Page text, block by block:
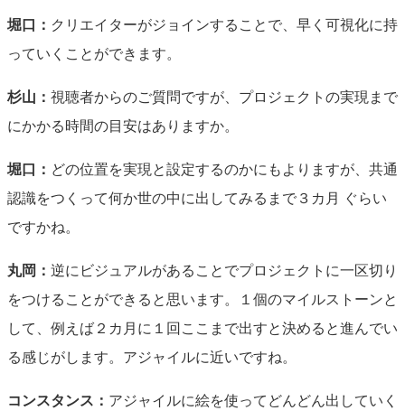
堀口： クリエイターがジョインすることで、早く可視化に持
っていくことができます。
杉山： 視聴者からのご質問ですが、プロジェクトの実現まで
にかかる時間の目安はありますか。
堀口： どの位置を実現と設定するのかにもよりますが、共通
認識をつくって何か世の中に出してみるまで３カ月 ぐらい
ですかね。
丸岡： 逆にビジュアルがあることでプロジェクトに一区切り
をつけることができると思います。１個のマイルストーンと
して、例えば２カ月に１回ここまで出すと決めると進んでい
る感じがします。アジャイルに近いですね。
コンスタンス： アジャイルに絵を使ってどんどん出していく